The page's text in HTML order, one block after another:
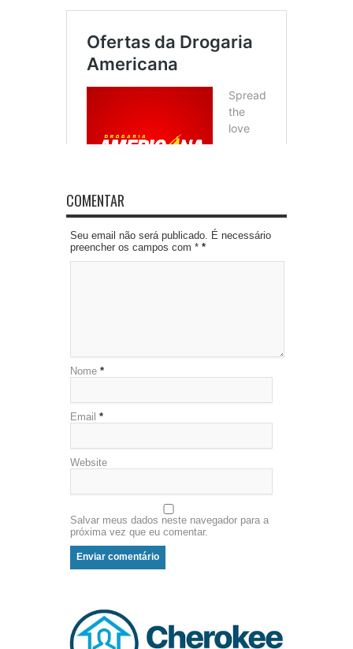
COMENTAR
Seu email não será publicado. É necessário
preencher os campos com * *
Nome *
Email *
Website
Salvar meus dados neste navegador para a
próxima vez que eu comentar.